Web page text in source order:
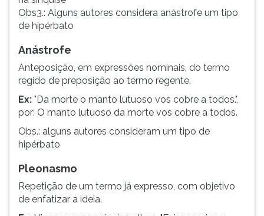
Obs3.: Alguns autores considera anástrofe um tipo
de hipérbato
Anástrofe
Anteposição, em expressões nominais, do termo
regido de preposição ao termo regente.
Ex: "Da morte o manto lutuoso vos cobre a todos.",
por: O manto lutuoso da morte vos cobre a todos.
Obs.: alguns autores consideram um tipo de
hipérbato
Pleonasmo
Repetição de um termo já expresso, com objetivo
de enfatizar a ideia.